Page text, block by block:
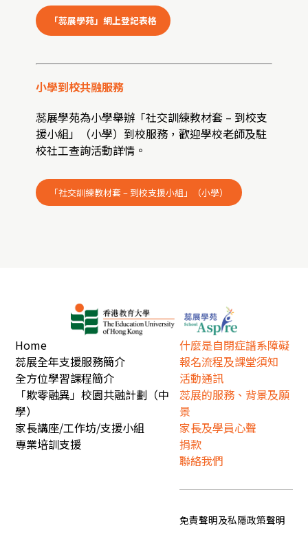
「蕊展學苑」網上登記表格
小學到校共融服務
蕊展學苑為小學舉辦「社交訓練教材套 – 到校支
援小組」（小學）到校服務，歡迎學校老師及駐
校社工查詢活動詳情。
「社交訓練教材套 – 到校支援小組」（小學）
Home
蕊展全年支援服務簡介
全方位學習課程簡介
「欺零融異」校園共融計劃（中
學）
家長講座/工作坊/支援小組
專業培訓支援
什麼是自閉症譜系障礙
報名流程及課堂須知
活動通訊
蕊展的服務、背景及願
景
家長及學員心聲
捐款
聯絡我們
免責聲明及私隱政策聲明